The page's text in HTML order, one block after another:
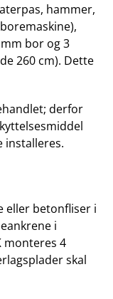
hammer,
bor og 3
260 cm). Dette
derfor
installeres.
eller betonfliser i
i
monteres 4
skal